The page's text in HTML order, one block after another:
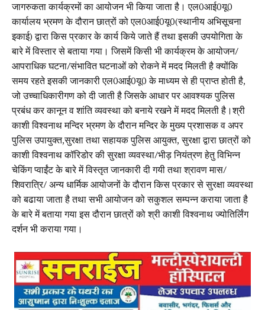
जागरुकता कार्यक्रमों का आयोजन भी किया जाता है। एल0आई0यू0
कार्यालय भ्रमण के दौरान छात्रों को एल0आई0यू0(स्थानीय अभिसूचना
इकाई) द्वारा किस प्रकार के कार्य किये जाते हैं तथा इसकी उपयोगिता के
बारे में विस्तार से बताया गया। जिसमें किसी भी कार्यक्रम के आयोजन/
आपराधिक घटना/संभावित घटनाओं को रोकने में मदद मिलती है क्योंकि
समय रहते इसकी जानकारी एल0आई0यू0 के माध्यम से ही प्राप्त होती है,
जो उच्चाधिकारीगण को दी जाती है जिसके आधार पर आवश्यक पुलिस
प्रबंध कर कानून व शांति व्यवस्था को बनाये रखने में मदद मिलती है।श्री
काशी विश्वनाथ मन्दिर भ्रमण के दौरान मन्दिर के मुख्य प्रशासक व अपर
पुलिस उपायुक्त,सुरक्षा तथा सहायक पुलिस आयुक्त, सुरक्षा द्वारा छात्रों को
काशी विश्वनाथ कॉरिडोर की सुरक्षा व्यवस्था/भीड़ नियंत्रण हेतु विभिन्न
चेकिंग प्वाईंट के बारे में विस्तृत जानकारी दी गयी तथा श्रावण मास/
शिवरात्रि/ अन्य धार्मिक आयोजनों के दौरान किस प्रकार से सुरक्षा व्यवस्था
को बढाया जाता है तथा सभी आयोजन को सकुशल सम्पन्न कराया जाता है
के बारे में बताया गया इस दौरान छात्रों को श्री काशी विश्वनाथ ज्योतिर्लिंग
दर्शन भी कराया गया।